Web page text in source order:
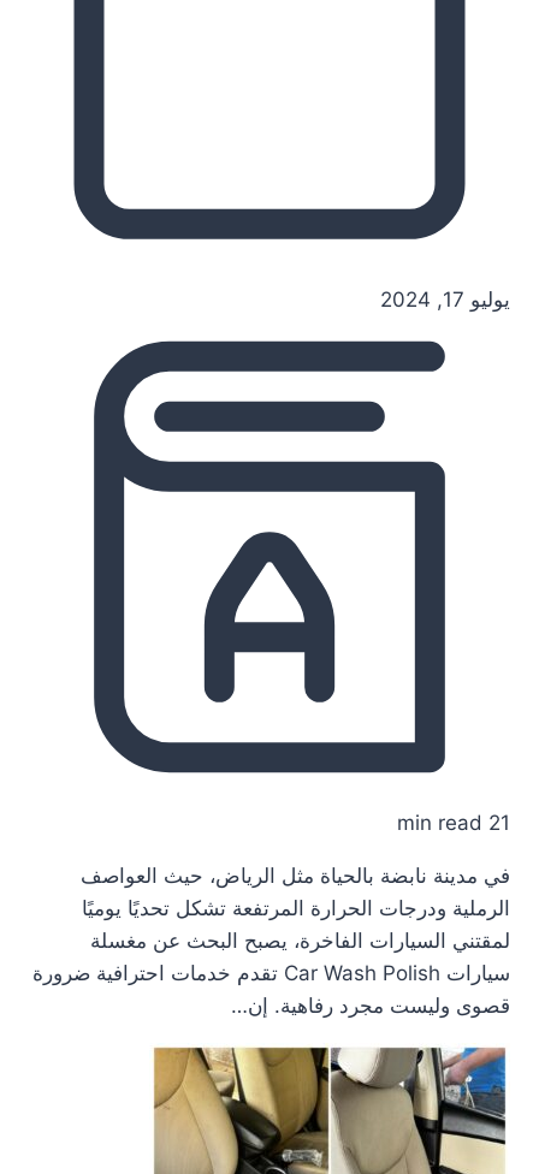
يوليو 17, 2024
21 min read
في مدينة نابضة بالحياة مثل الرياض، حيث العواصف
الرملية ودرجات الحرارة المرتفعة تشكل تحديًا يوميًا
لمقتني السيارات الفاخرة، يصبح البحث عن مغسلة
سيارات Car Wash Polish تقدم خدمات احترافية ضرورة
قصوى وليست مجرد رفاهية. إن…